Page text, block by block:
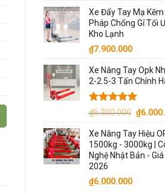
số lượng
là:
Xe Đẩy Tay Mạ Kẽm
Pháp Chống Gỉ Tối
Kho Lạnh
₫7.900.000
Xe Nâng Tay Opk
2-2.5-3 Tấn Chính
Được xếp
5 sao
₫6.300.000 Giá
là:
₫
Xe Nâng Tay Hiệu
1500kg - 3000kg |
Nghệ Nhật Bản -
2026
₫6.000.000